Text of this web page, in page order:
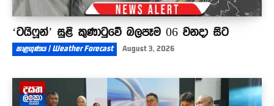
‘ටයිෆූන්’ සුළි කුණාටුවේ බලපෑම 06 වනදා සිට
කාළගුණය | Weather Forecast August 3, 2026